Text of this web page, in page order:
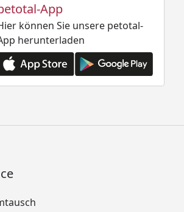
App
können Sie unsere petotal-
herunterladen